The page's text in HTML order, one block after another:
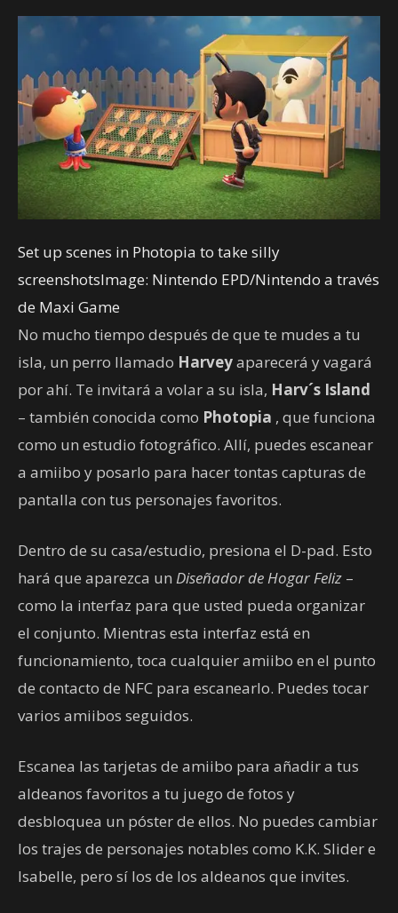
Set up scenes in Photopia to take silly
screenshotsImage: Nintendo EPD/Nintendo a través
de Maxi Game
No mucho tiempo después de que te mudes a tu
isla, un perro llamado Harveyaparecerá y vagará
por ahí. Te invitará a volar a su isla, Harv´s Island
– también conocida como Photopia , que funciona
como un estudio fotográfico. Allí, puedes escanear
a amiibo y posarlo para hacer tontas capturas de
pantalla con tus personajes favoritos.
Dentro de su casa/estudio, presiona el D-pad. Esto
hará que aparezca un Diseñador de Hogar Feliz –
como la interfaz para que usted pueda organizar
el conjunto. Mientras esta interfaz está en
funcionamiento, toca cualquier amiibo en el punto
de contacto de NFC para escanearlo. Puedes tocar
varios amiibos seguidos.
Escanea las tarjetas de amiibo para añadir a tus
aldeanos favoritos a tu juego de fotos y
desbloquea un póster de ellos. No puedes cambiar
los trajes de personajes notables como K.K. Slider e
Isabelle, pero sí los de los aldeanos que invites.